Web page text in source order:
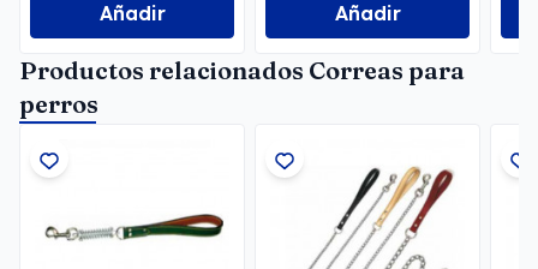
Añadir Añadir
Productos relacionados Correas para
perros